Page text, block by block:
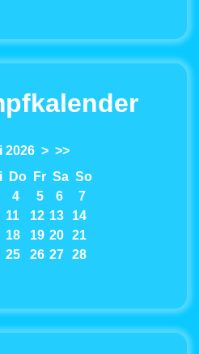
2026 > >>
Do Fr Sa So
4 5 6
7
11 12 13
14
18 19 20
21
25 26 27
28